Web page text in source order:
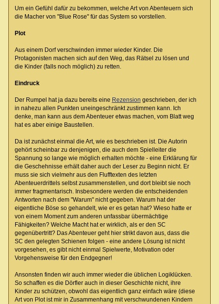
Um ein Gefühl dafür zu bekommen, welche Art von Abenteuern sich
die Macher von "Blue Rose" für das System so vorstellen.
Plot
Aus einem Dorf verschwinden immer wieder Kinder. Die
Protagonisten machen sich auf den Weg, das Rätsel zu lösen und
die Kinder (falls noch möglich) zu retten.
Eindruck
Der Rumpel hat ja dazu bereits eine Rezension geschrieben, der ich
in nahezu allen Punkten uneingeschränkt zustimmen kann. Ich
denke, man kann aus dem Abenteuer etwas machen, vom Blatt weg
hat es aber einige Baustellen.
Da ist zunächst einmal die Art, wie es beschrieben ist. Die Autorin
gehört scheinbar zu denjenigen, die auch dem Spielleiter die
Spannung so lange wie möglich erhalten möchte - eine Erklärung für
die Geschehnisse erhält daher auch der Leser zu Beginn nicht. Er
muss sie sich vielmehr aus den Flufftexten des letzten
Abenteuerdrittels selbst zusammenstellen, und dort bleibt sie noch
immer fragmentarisch. Insbesondere werden die entscheidenden
Antworten nach dem "Warum" nicht gegeben. Warum hat der
eigentliche Böse so gehandelt, wie er es getan hat? Wieso hatte er
von einem Moment zum anderen unfassbar übermächtige
Fähigkeiten? Welche Macht hat er wirklich, als er den SC
gegenübertritt? Das Abenteuer geht hier strikt davon aus, dass die
SC den gelegten Schienen folgen - eine andere Lösung ist nicht
vorgesehen, es gibt nicht einmal Spielwerte, Motivation oder
Vorgehensweise für den Endgegner!
Ansonsten finden wir auch immer wieder die üblichen Logiklücken.
So schaffen es die Dörfler auch in dieser Geschichte nicht, ihre
Kinder zu schützen, obwohl das eigentlich ganz einfach wäre (diese
Art von Plot ist mir in Zusammenhang mit verschwundenen Kindern